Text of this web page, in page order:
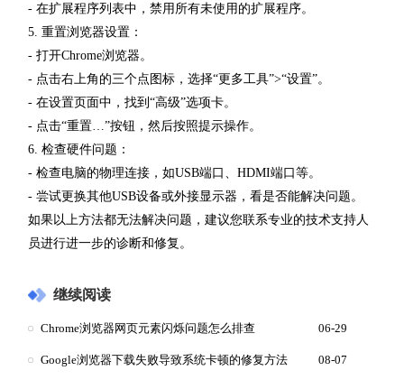
- 在扩展程序列表中，禁用所有未使用的扩展程序。
5. 重置浏览器设置：
- 打开Chrome浏览器。
- 点击右上角的三个点图标，选择“更多工具”>“设置”。
- 在设置页面中，找到“高级”选项卡。
- 点击“重置…”按钮，然后按照提示操作。
6. 检查硬件问题：
- 检查电脑的物理连接，如USB端口、HDMI端口等。
- 尝试更换其他USB设备或外接显示器，看是否能解决问题。
如果以上方法都无法解决问题，建议您联系专业的技术支持人
员进行进一步的诊断和修复。
继续阅读
Chrome浏览器网页元素闪烁问题怎么排查 06-29
Google浏览器下载失败导致系统卡顿的修复方法 08-07